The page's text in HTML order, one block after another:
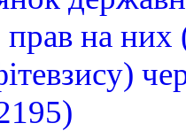
прав на них